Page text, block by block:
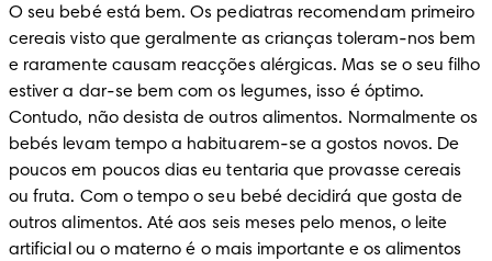
O seu bebé está bem. Os pediatras recomendam primeiro
cereais visto que geralmente as crianças toleram-nos bem
e raramente causam reacções alérgicas. Mas se o seu filho
estiver a dar-se bem com os legumes, isso é óptimo.
Contudo, não desista de outros alimentos. Normalmente os
bebés levam tempo a habituarem-se a gostos novos. De
poucos em poucos dias eu tentaria que provasse cereais
ou fruta. Com o tempo o seu bebé decidirá que gosta de
outros alimentos. Até aos seis meses pelo menos, o leite
artificial ou o materno é o mais importante e os alimentos